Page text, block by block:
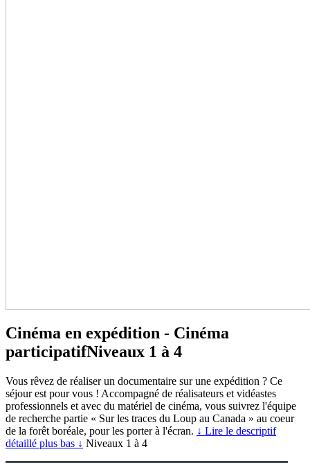
Cinéma en expédition - Cinéma
participatifNiveaux 1 à 4
Vous rêvez de réaliser un documentaire sur une expédition ? Ce
séjour est pour vous ! Accompagné de réalisateurs et vidéastes
professionnels et avec du matériel de cinéma, vous suivrez l'équipe
de recherche partie « Sur les traces du Loup au Canada » au coeur
de la forêt boréale, pour les porter à l'écran. ↓ Lire le descriptif
détaillé plus bas ↓ Niveaux 1 à 4